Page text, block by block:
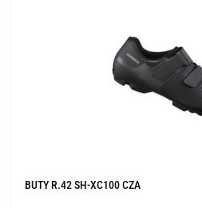
BUTY R.42 SH-XC100 CZA